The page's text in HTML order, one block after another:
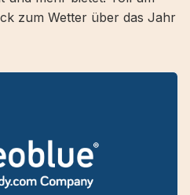
zum Wetter über das Jahr